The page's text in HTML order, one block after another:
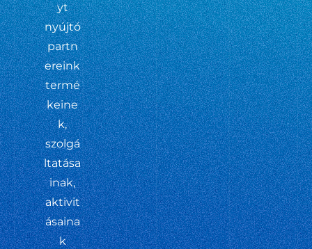
yt
nyújtó
partn
ereink
termé
keine
k,
szolgá
ltatása
inak,
aktivit
ásaina
k